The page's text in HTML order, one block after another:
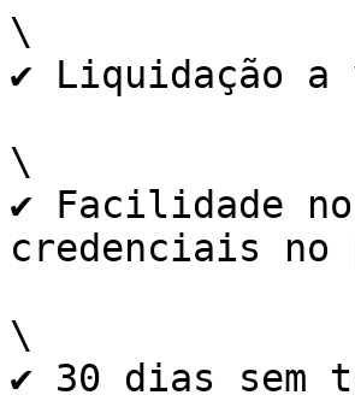
\
✔ Liquidação
\
✔ Facilidade
credenciais no
\
✔ 30 dias sem